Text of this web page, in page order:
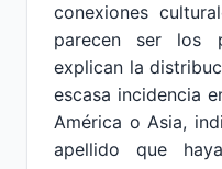
conexiones
parecen ser los
explican la
escasa incidencia
América o Asia,
apellido que